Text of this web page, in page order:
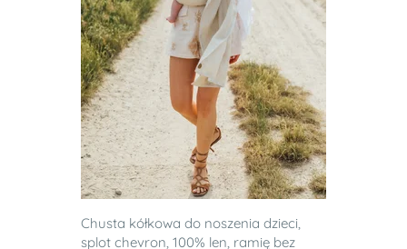
Chusta kółkowa do noszenia dzieci,
splot chevron, 100% len, ramię bez